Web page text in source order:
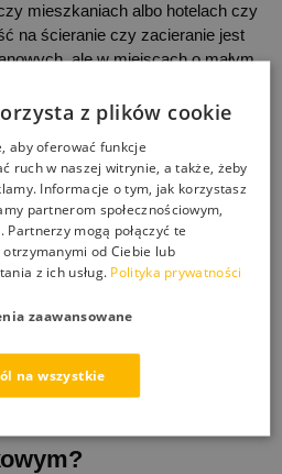
mieszkaniach albo hotelach czy
na ścieranie czy zacieranie jest
ale w miejscach o małym
Doskonale się prezentuje i
jak i satynowym.
wyjątkowe efekty dekoracyjne, a
tym ciekawe połączenia
grafiki utrzymane w 3D
epoksydowe nadają się także
stołach drewnianych. W ten
i poliuretanowa —
z plików cookie
aby oferować funkcje
ruch w naszej witrynie, a także, żeby
Informacje o tym, jak korzystasz
partnerom społecznościowym,
mogą połączyć te
od Ciebie lub
z ich usług. Polityka prywatności
na wszystkie
zaawansowane